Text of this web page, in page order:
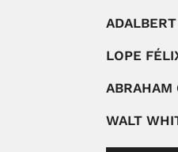
LOPE
ABRAHAM
WALT